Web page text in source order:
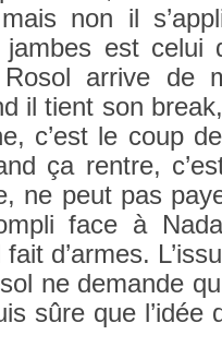
non il
est celui
ar­rive de
il tient son
c’est le coup
ça re­ntre,
ne peut pas
face à
d’armes.
ne de­man­de
sûre que l’idée